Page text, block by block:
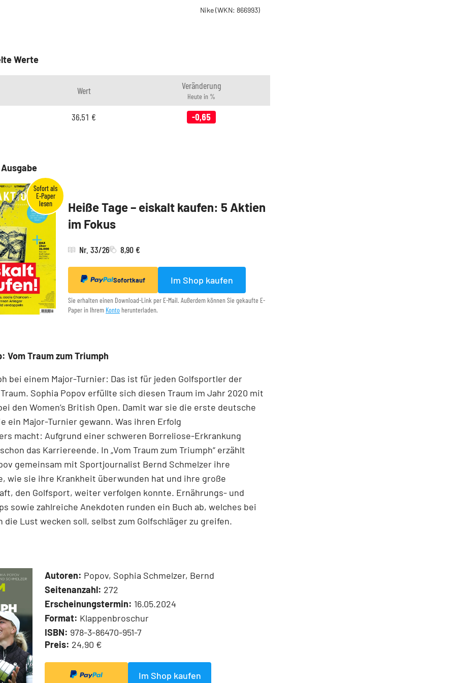
Nike(WKN: 866993)
Werte
Wert Veränderung
Heute in %
36,51 € -0,65
Heiße Tage – eiskalt kaufen: 5 Aktien
im Fokus
Nr. 33/26 8,90 €
Sofortkauf Im Shop kaufen
Sie erhalten einen Download-Link per E-Mail. Außerdem können Sie gekaufte E-
Paper in Ihrem Konto herunterladen.
Vom Traum zum Triumph
bei einem Major-Turnier: Das ist für jeden Golfsportler der
Sophia Popov erfüllte sich diesen Traum im Jahr 2020 mit
den Women’s British Open. Damit war sie die erste deutsche
ein Major-Turnier gewann. Was ihren Erfolg
macht: Aufgrund einer schweren Borreliose-­Erkrankung
das Karriereende. In „Vom Traum zum Triumph“ erzählt
gemeinsam mit Sport­journalist Bernd Schmelzer ihre
wie sie ihre Krankheit überwunden hat und ihre große
den Golfsport, weiter verfolgen konnte. Ernährungs- und
sowie zahlreiche Anekdoten runden ein Buch ab, welches bei
die Lust wecken soll, selbst zum Golfschläger zu greifen.
Autoren: Popov, Sophia Schmelzer, Bernd
Seitenanzahl: 272
Erscheinungstermin: 16.05.2024
Format: Klappenbroschur
ISBN: 978-3-86470-951-7
Preis: 24,90 €
Im Shop kaufen